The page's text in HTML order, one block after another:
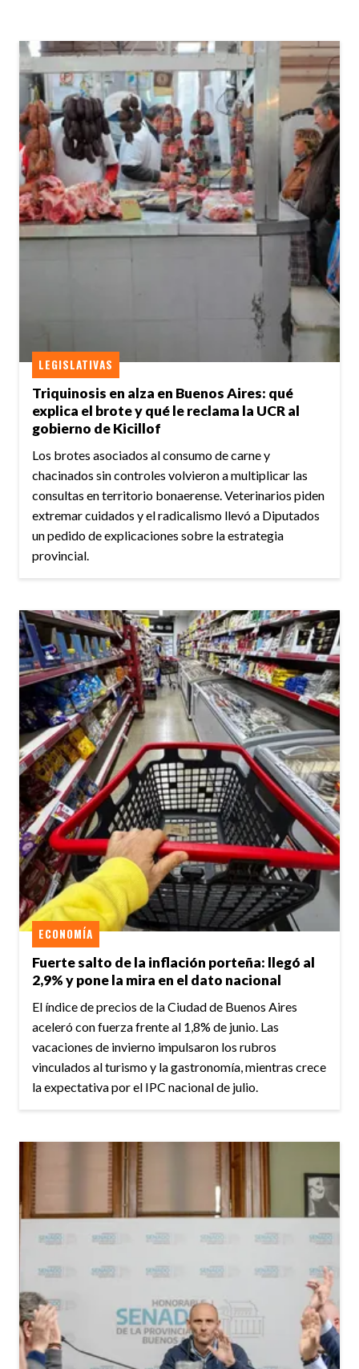
Triquinosis en alza en Buenos Aires: qué
explica el brote y qué le reclama la UCR al
gobierno de Kicillof
LEGISLATIVAS
Los brotes asociados al consumo de carne y
chacinados sin controles volvieron a multiplicar las
consultas en territorio bonaerense. Veterinarios piden
extremar cuidados y el radicalismo llevó a Diputados
un pedido de explicaciones sobre la estrategia
provincial.
Fuerte salto de la inflación porteña: llegó al
2,9% y pone la mira en el dato nacional
ECONOMÍA
El índice de precios de la Ciudad de Buenos Aires
aceleró con fuerza frente al 1,8% de junio. Las
vacaciones de invierno impulsaron los rubros
vinculados al turismo y la gastronomía, mientras crece
la expectativa por el IPC nacional de julio.